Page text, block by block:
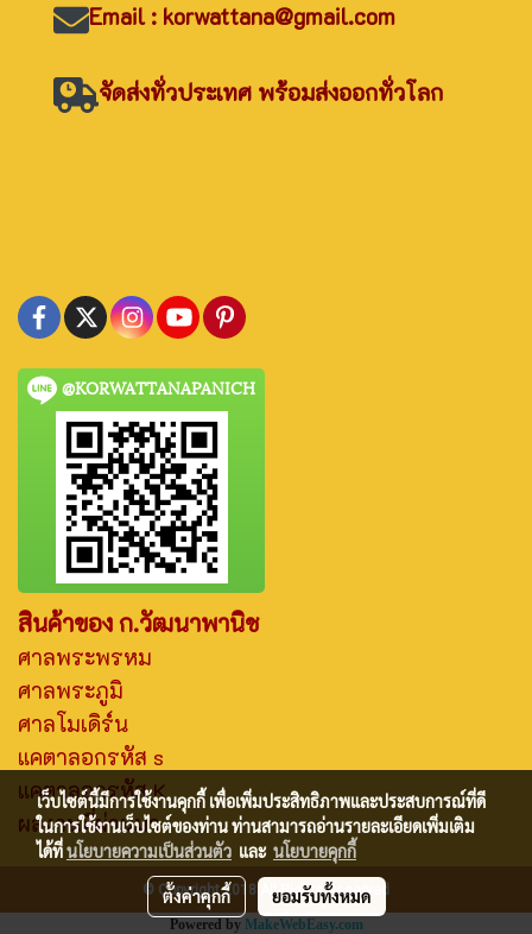
Email : korwattana@gmail.com
จัดส่งทั่วประเทศ พร้อมส่งออกทั่วโลก
@KORWATTANAPANICH
สินค้าของ ก.วัฒนาพานิช
ศาลพระพรหม
ศาลพระภูมิ
ศาลโมเดิร์น
แคตาลอกรหัส s
แคตาลอกรหัส K
ผลงานที่ผ่านมา
© Copyright 2018 All Rights Reserved
Powered by MakeWebEasy.com
เว็บไซต์นี้มีการใช้งานคุกกี้ เพื่อเพิ่มประสิทธิภาพและประสบการณ์ที่ดี
ในการใช้งานเว็บไซต์ของท่าน ท่านสามารถอ่านรายละเอียดเพิ่มเติม
ได้ที่นโยบายความเป็นส่วนตัว และ นโยบายคุกกี้
ตั้งค่าคุกกี้ ยอมรับทั้งหมด